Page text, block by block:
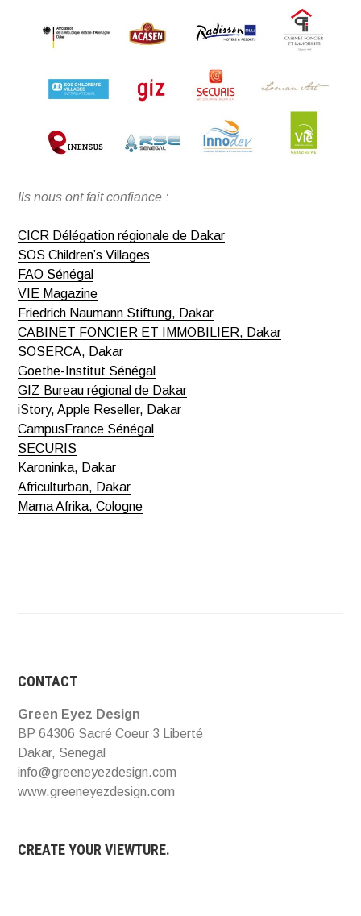
Ils nous ont fait confiance :
CICR Délégation régionale de Dakar
SOS Children’s Villages
FAO Sénégal
VIE Magazine
Friedrich Naumann Stiftung, Dakar
CABINET FONCIER ET IMMOBILIER, Dakar
SOSERCA, Dakar
Goethe-Institut Sénégal
GIZ Bureau régional de Dakar
iStory, Apple Reseller, Dakar
CampusFrance Sénégal
SECURIS
Karoninka, Dakar
Africulturban, Dakar
Mama Afrika, Cologne
CONTACT
Green Eyez Design
BP 64306 Sacré Coeur 3 Liberté
Dakar, Senegal
info@greeneyezdesign.com
www.greeneyezdesign.com
CREATE YOUR VIEWTURE.